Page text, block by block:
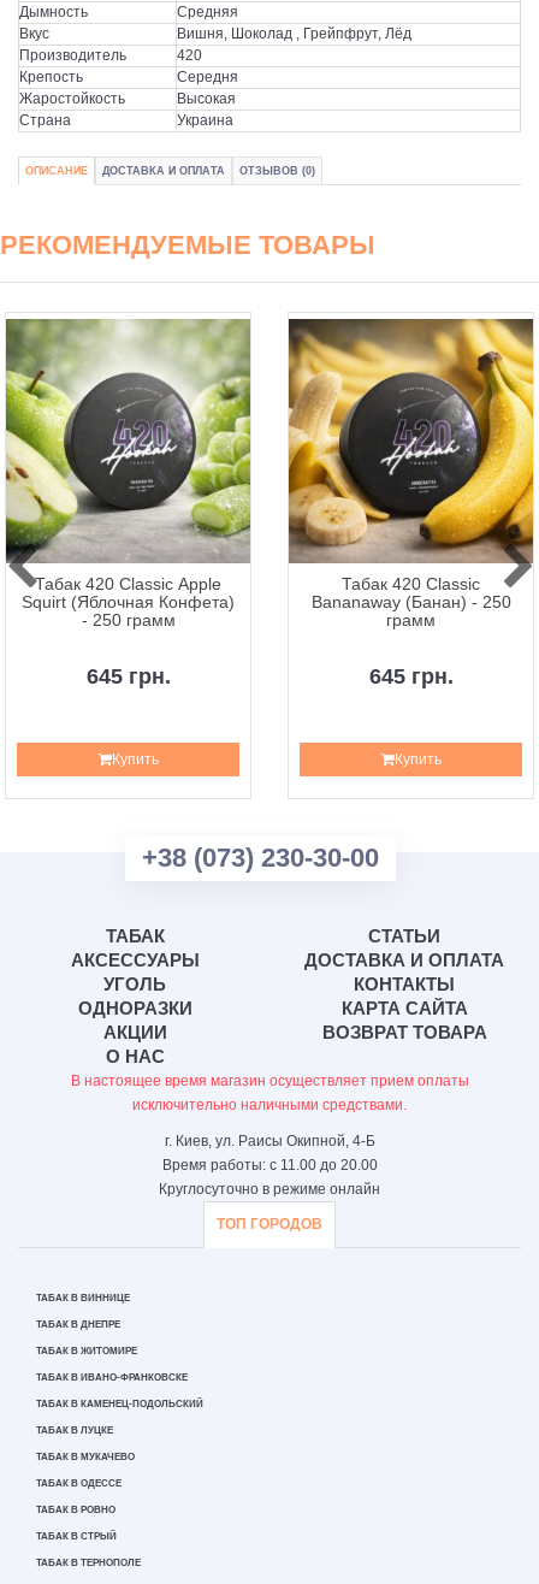
Дымность
Средняя
Вкус
Вишня, Шоколад , Грейпфрут, Лёд
Производитель
420
Крепость
Середня
Жаростойкость
Высокая
Страна
Украина
ОПИСАНИЕ ДОСТАВКА И ОПЛАТА ОТЗЫВОВ (0)
РЕКОМЕНДУЕМЫЕ ТОВАРЫ
Табак 420 Classic Apple
Squirt (Яблочная Конфета)
- 250 грамм
645 грн.
Купить
Табак 420 Classic
Bananaway (Банан) - 250
грамм
645 грн.
Купить
+38 (073) 230-30-00
ТАБАК
АКСЕССУАРЫ
УГОЛЬ
ОДНОРАЗКИ
АКЦИИ
О НАС
СТАТЬИ
ДОСТАВКА И ОПЛАТА
КОНТАКТЫ
КАРТА САЙТА
ВОЗВРАТ ТОВАРА
В настоящее время магазин осуществляет прием оплаты
исключительно наличными средствами.
г. Киев, ул. Раисы Окипной, 4-Б
Время работы: с 11.00 до 20.00
Круглосуточно в режиме онлайн
ТОП ГОРОДОВ
ТАБАК В ВИННИЦЕ
ТАБАК В ДНЕПРЕ
ТАБАК В ЖИТОМИРЕ
ТАБАК В ИВАНО-ФРАНКОВСКЕ
ТАБАК В КАМЕНЕЦ-ПОДОЛЬСКИЙ
ТАБАК В ЛУЦКЕ
ТАБАК В МУКАЧЕВО
ТАБАК В ОДЕССЕ
ТАБАК В РОВНО
ТАБАК В СТРЫЙ
ТАБАК В ТЕРНОПОЛЕ